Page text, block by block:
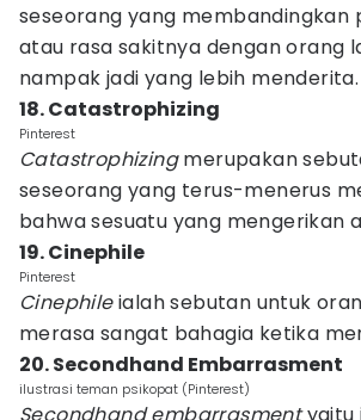
seseorang yang membandingkan
atau rasa sakitnya dengan orang
nampak jadi yang lebih menderita.
18. Catastrophizing
Pinterest
Catastrophizingmerupakan
seseorang yang terus-menerus
bahwa sesuatu yang mengerikan
19. Cinephile
Pinterest
Cinephileialah sebutan untuk
merasa sangat bahagia ketika
20. Secondhand Embarrasment
ilustrasi teman psikopat (Pinterest)